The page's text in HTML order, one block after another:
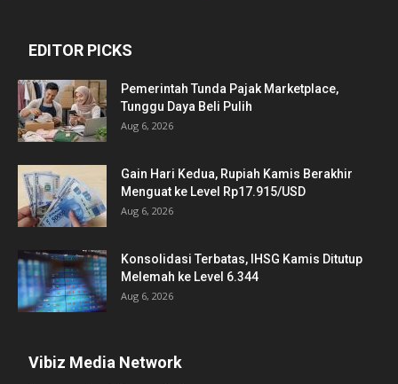
EDITOR PICKS
Pemerintah Tunda Pajak Marketplace,
Tunggu Daya Beli Pulih
Aug 6, 2026
Gain Hari Kedua, Rupiah Kamis Berakhir
Menguat ke Level Rp17.915/USD
Aug 6, 2026
Konsolidasi Terbatas, IHSG Kamis Ditutup
Melemah ke Level 6.344
Aug 6, 2026
Vibiz Media Network